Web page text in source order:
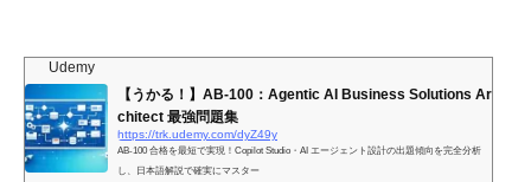
Udemy
【うかる！】AB-100：Agentic AI Business Solutions Ar
chitect 最強問題集
https://trk.udemy.com/dyZ49y
AB-100 合格を最短で実現！Copilot Studio・AI エージェント設計の出題傾向を完全分析
し、日本語解説で確実にマスター